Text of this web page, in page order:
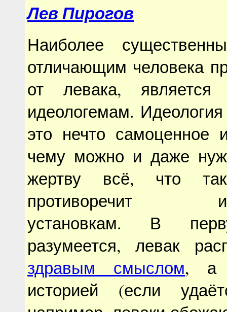
Лев Пирогов
Наиболее
отличающим человека
от левака,
идеологемам.
это нечто самоценное
чему можно и даже
жертву всё, что
противоречит
установкам. В
разумеется, левак
здравым смыслом, а
историей (если